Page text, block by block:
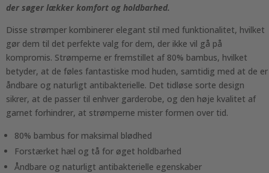
der søger lækker komfort og holdbarhed.
Disse strømper kombinerer elegant stil med funktionalitet, hvilket
gør dem til det perfekte valg for dem, der ikke vil gå på
kompromis. Strømperne er fremstillet af 80% bambus, hvilket
betyder, at de føles fantastiske mod huden, samtidig med at de er
åndbare og naturligt antibakterielle. Det tidløse sorte design
sikrer, at de passer til enhver garderobe, og den høje kvalitet af
garnet forhindrer, at strømperne mister formen over tid.
80% bambus for maksimal blødhed
Forstærket hæl og tå for øget holdbarhed
Åndbare og naturligt antibakterielle egenskaber